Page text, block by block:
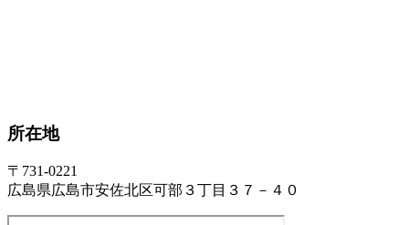
所在地
〒731-0221
広島県広島市安佐北区可部３丁目３７－４０